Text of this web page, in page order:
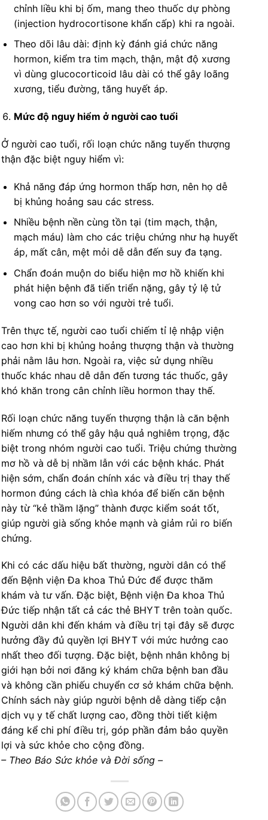
chỉnh liều khi bị ốm, mang theo thuốc dự phòng
(injection hydrocortisone khẩn cấp) khi ra ngoài.
Theo dõi lâu dài: định kỳ đánh giá chức năng
hormon, kiểm tra tim mạch, thận, mật độ xương
vì dùng glucocorticoid lâu dài có thể gây loãng
xương, tiểu đường, tăng huyết áp.
Mức độ nguy hiểm ở người cao tuổi
Ở người cao tuổi, rối loạn chức năng tuyến thượng
thận đặc biệt nguy hiểm vì:
Khả năng đáp ứng hormon thấp hơn, nên họ dễ
bị khủng hoảng sau các stress.
Nhiều bệnh nền cùng tồn tại (tim mạch, thận,
mạch máu) làm cho các triệu chứng như hạ huyết
áp, mất cân, mệt mỏi dễ dẫn đến suy đa tạng.
Chẩn đoán muộn do biểu hiện mơ hồ khiến khi
phát hiện bệnh đã tiến triển nặng, gây tỷ lệ tử
vong cao hơn so với người trẻ tuổi.
Trên thực tế, người cao tuổi chiếm tỉ lệ nhập viện
cao hơn khi bị khủng hoảng thượng thận và thường
phải nằm lâu hơn. Ngoài ra, việc sử dụng nhiều
thuốc khác nhau dễ dẫn đến tương tác thuốc, gây
khó khăn trong cân chỉnh liều hormon thay thế.
Rối loạn chức năng tuyến thượng thận là căn bệnh
hiếm nhưng có thể gây hậu quả nghiêm trọng, đặc
biệt trong nhóm người cao tuổi. Triệu chứng thường
mơ hồ và dễ bị nhầm lẫn với các bệnh khác. Phát
hiện sớm, chẩn đoán chính xác và điều trị thay thế
hormon đúng cách là chìa khóa để biến căn bệnh
này từ “kẻ thầm lặng” thành được kiểm soát tốt,
giúp người già sống khỏe mạnh và giảm rủi ro biến
chứng.
Khi có các dấu hiệu bất thường, người dân có thể
đến Bệnh viện Đa khoa Thủ Đức để được thăm
khám và tư vấn. Đặc biệt, Bệnh viện Đa khoa Thủ
Đức tiếp nhận tất cả các thẻ BHYT trên toàn quốc.
Người dân khi đến khám và điều trị tại đây sẽ được
hưởng đầy đủ quyền lợi BHYT với mức hưởng cao
nhất theo đối tượng. Đặc biệt, bệnh nhân không bị
giới hạn bởi nơi đăng ký khám chữa bệnh ban đầu
và không cần phiếu chuyển cơ sở khám chữa bệnh.
Chính sách này giúp người bệnh dễ dàng tiếp cận
dịch vụ y tế chất lượng cao, đồng thời tiết kiệm
đáng kể chi phí điều trị, góp phần đảm bảo quyền
lợi và sức khỏe cho cộng đồng.
– Theo Báo Sức khỏe và Đời sống –